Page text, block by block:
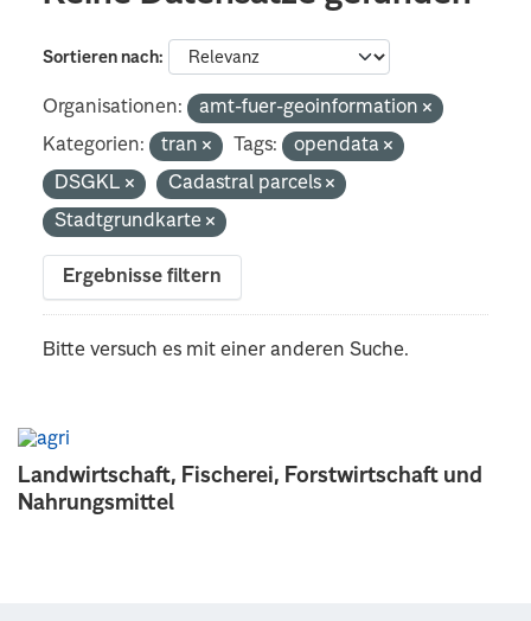
Landwirtschaft, Fischerei, Forstwirtschaft und
Nahrungsmittel
Sortieren nach
Organisationen:
amt-fuer-geoinformation
Kategorien:
tran Tags:
opendata
DSGKL
Cadastral parcels
Stadtgrundkarte
Ergebnisse filtern
Bitte versuch es mit einer anderen Suche.